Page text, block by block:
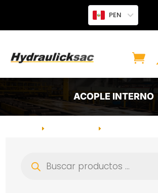
PEN
ACOPLE INTERNO
E E
productos